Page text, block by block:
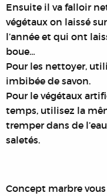
Ensuite il va falloir
végétaux on laissé
l’année et qui ont
boue…
Pour les nettoyer,
imbibée de savon.
Pour le végétaux
temps, utilisez la
tremper dans de
saletés.
Concept marbre